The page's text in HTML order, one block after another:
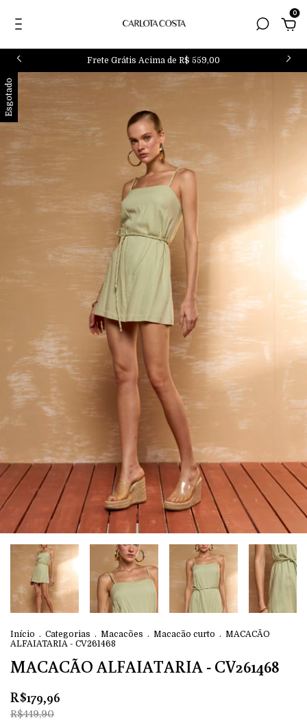
0
Frete Grátis Acima de R$ 559,00
Esgotado
Início . Categorias . Macacões . Macacão curto . MACACÃO
ALFAIATARIA - CV261468
MACACÃO ALFAIATARIA - CV261468
R$179,96
R$449,90